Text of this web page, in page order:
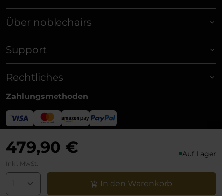
479,90 € Auf Lager
Inkl. MwSt.
In den Warenkorb
Über noblechairs
Support
Rechtliches
Zahlungsmethoden
Versandpartner
© noblechairs 2026